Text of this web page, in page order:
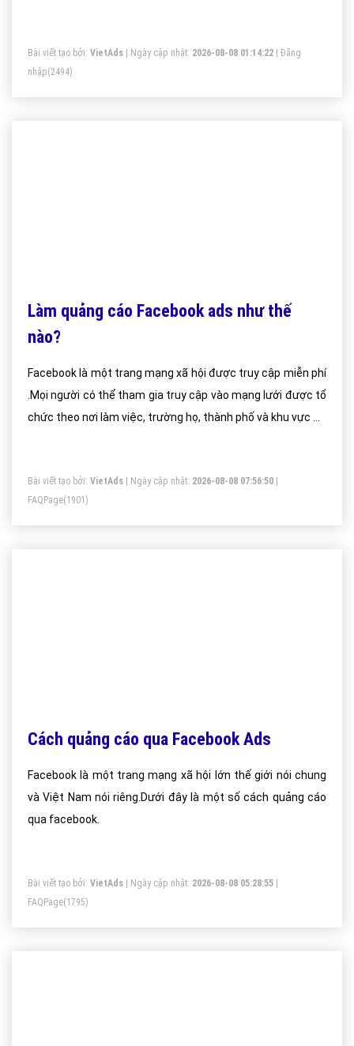
Bài viết tạo bởi: VietAds | Ngày cập nhật: 2026-08-08 01:14:22
Đăng
nhập(2494)
Làm quảng cáo Facebook ads như thế
nào?
Facebook là một trang mạng xã hội được truy cập miễn phí
.Mọi người có thể tham gia truy cập vào mạng lưới được tổ
chức theo nơi làm việc, trường họ, thành phố và khu vực để
Bài viết tạo bởi: VietAds | Ngày cập nhật: 2026-08-08 07:56:50
FAQPage(1901)
Cách quảng cáo qua Facebook Ads
Facebook là một trang mạng xã hội lớn thế giới nói chung
và Việt Nam nói riêng.Dưới đây là một số cách quảng cáo
qua facebook.
Bài viết tạo bởi: VietAds | Ngày cập nhật: 2026-08-08 05:28:55
FAQPage(1795)